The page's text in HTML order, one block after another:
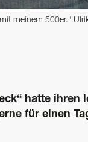
meinem 500er.“
hatte
für einen